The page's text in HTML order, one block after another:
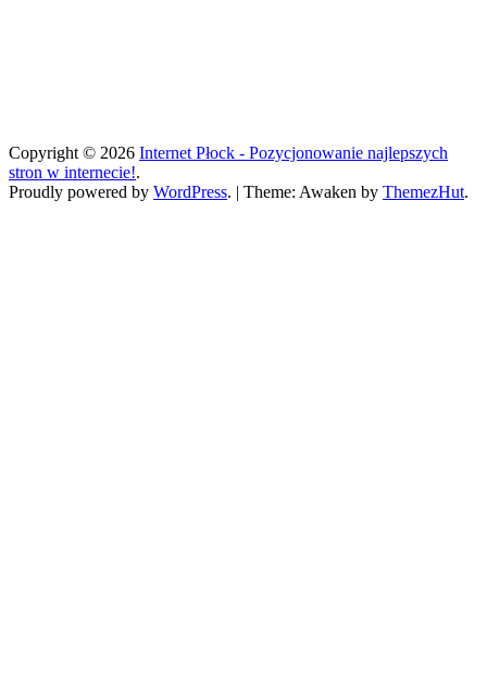
Copyright © 2026 Internet Płock - Pozycjonowanie najlepszych
stron w internecie!.
Proudly powered by WordPress. | Theme: Awaken by ThemezHut.